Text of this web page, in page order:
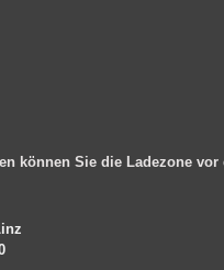
können Sie die Ladezone